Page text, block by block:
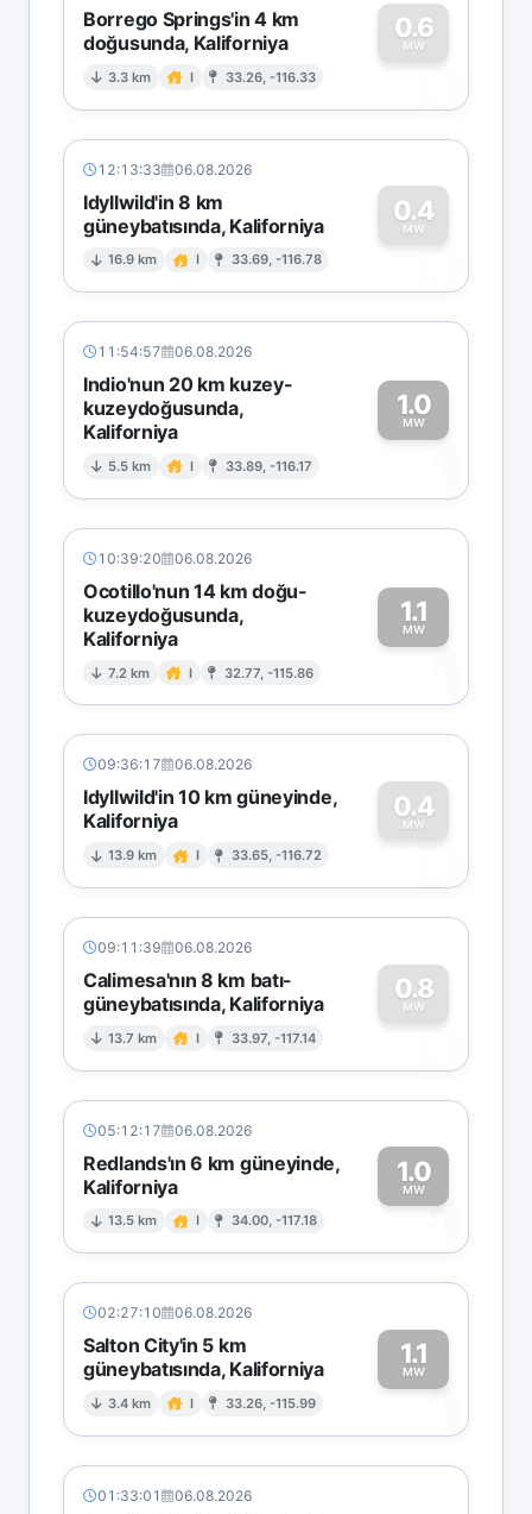
Borrego Springs'in 4 km
doğusunda, Kaliforniya
3.3 km I 33.26, -116.33
0.6
MW
0
12:13:33 06.08.2026
Idyllwild'in 8 km
güneybatısında, Kaliforniya
16.9 km I 33.69, -116.78
0.4
MW
0
11:54:57 06.08.2026
Indio'nun 20 km kuzey-
kuzeydoğusunda,
Kaliforniya
5.5 km I 33.89, -116.17
1.0
MW
1
10:39:20 06.08.2026
Ocotillo'nun 14 km doğu-
kuzeydoğusunda,
Kaliforniya
7.2 km I 32.77, -115.86
1.1
MW
1
09:36:17 06.08.2026
Idyllwild'in 10 km güneyinde,
Kaliforniya
13.9 km I 33.65, -116.72
0.4
MW
0
09:11:39 06.08.2026
Calimesa'nın 8 km batı-
güneybatısında, Kaliforniya
13.7 km I 33.97, -117.14
0.8
MW
0
05:12:17 06.08.2026
Redlands'ın 6 km güneyinde,
Kaliforniya
13.5 km I 34.00, -117.18
1.0
MW1
02:27:10 06.08.2026
Salton City'in 5 km
güneybatısında, Kaliforniya
3.4 km I 33.26, -115.99
1.1
MW1
01:33:01 06.08.2026